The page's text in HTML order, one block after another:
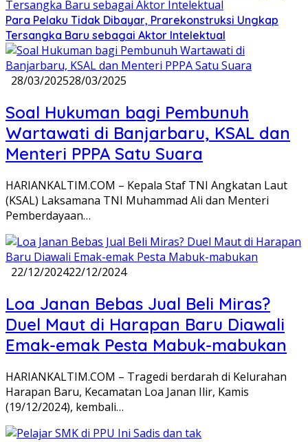
Para Pelaku Tidak Dibayar, Prarekonstruksi Ungkap
Tersangka Baru sebagai Aktor Intelektual
28/03/202528/03/2025
Soal Hukuman bagi Pembunuh
Wartawati di Banjarbaru, KSAL dan
Menteri PPPA Satu Suara
HARIANKALTIM.COM – Kepala Staf TNI Angkatan Laut
(KSAL) Laksamana TNI Muhammad Ali dan Menteri
Pemberdayaan…
22/12/202422/12/2024
Loa Janan Bebas Jual Beli Miras?
Duel Maut di Harapan Baru Diawali
Emak-emak Pesta Mabuk-mabukan
HARIANKALTIM.COM – Tragedi berdarah di Kelurahan
Harapan Baru, Kecamatan Loa Janan Ilir, Kamis
(19/12/2024), kembali…